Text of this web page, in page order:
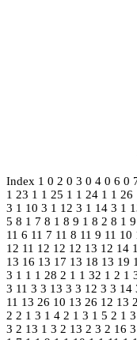
Index 1 0 2 0 3 0 4 0 6 0
1 23 1 1 25 1 1 24 1 1 26
3 1 10 3 1 12 3 1 14 3 1
5 8 1 7 8 1 8 9 1 8 2 8 1 9
11 6 11 7 11 8 11 9 11 10
12 11 12 12 12 13 12 14
13 16 13 17 13 18 13 19
3 1 1 1 28 2 1 1 32 1 2 1
3 11 3 3 13 3 3 12 3 3 14
11 13 26 10 13 26 12 13
2 2 1 3 1 4 2 1 3 1 5 2 1
3 2 13 1 3 2 13 2 3 2 16 3